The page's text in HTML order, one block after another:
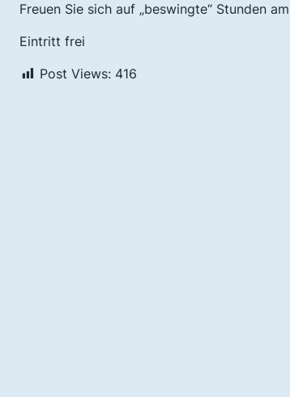
Freuen Sie sich auf „beswingte“ Stunden
Eintritt frei
Post Views: 416